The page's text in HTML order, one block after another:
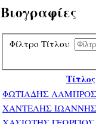
Βιογραφίες
Φίλτρο Τίτλου
Τίτλος
ΦΩΤΙΑΔΗΣ ΛΑΜΠΡΟΣ
ΧΑΝΤΕΛΗΣ ΙΩΑΝΝΗΣ